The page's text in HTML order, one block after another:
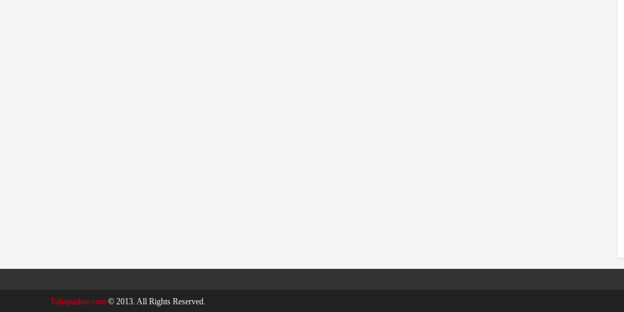
Tuljapurlive.com © 2013. All Rights Reserved.